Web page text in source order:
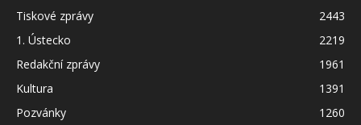
Tiskové zprávy
2443
1. Ústecko
2219
Redakční zprávy
1961
Kultura
1391
Pozvánky
1260